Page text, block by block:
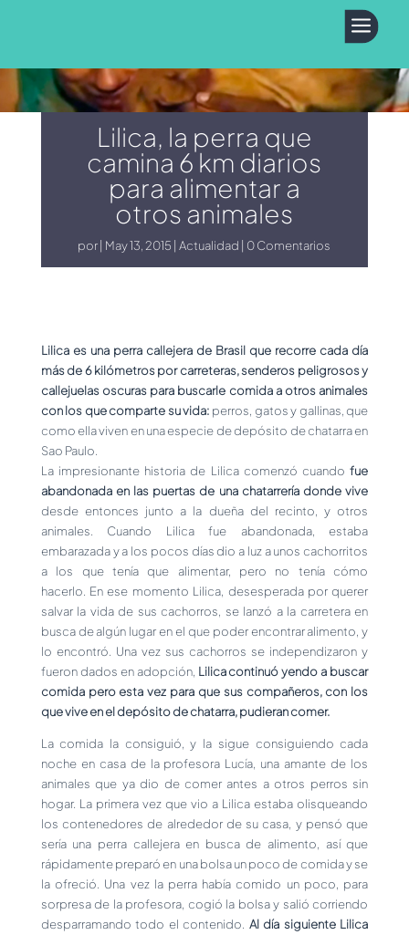
a
Lilica, la perra que
camina 6 km diarios
para alimentar a
otros animales
por May 13, 2015 Actualidad 0 Comentarios
Lilica es una perra callejera de Brasil que recorre cada día
más de 6 kilómetros por carreteras, senderos peligrosos y
callejuelas oscuras para buscarle comida a otros animales
con los que comparte su vida: perros, gatos y gallinas, que
como ella viven en una especie de depósito de chatarra en
Sao Paulo.
La impresionante historia de Lilica comenzó cuandofue
abandonada en las puertas de una chatarrería donde vive
desde entonces junto a la dueña del recinto, y otros
animales. Cuando Lilica fue abandonada, estaba
embarazada y a los pocos días dio a luz a unos cachorritos
a los que tenía que alimentar, pero no tenía cómo
hacerlo. En ese momento Lilica, desesperada por querer
salvar la vida de sus cachorros, se lanzó a la carretera en
busca de algún lugar en el que poder encontrar alimento, y
lo encontró. Una vez sus cachorros se independizaron y
fueron dados en adopción, Lilica continuó yendo a buscar
comida pero esta vez para que sus compañeros, con los
que vive en el depósito de chatarra, pudieran comer.
La comida la consiguió, y la sigue consiguiendo cada
noche en casa de la profesora Lucía, una amante de los
animales que ya dio de comer antes a otros perros sin
hogar. La primera vez que vio a Lilica estaba olisqueando
los contenedores de alrededor de su casa, y pensó que
sería una perra callejera en busca de alimento, así que
rápidamente preparó en una bolsa un poco de comida y se
la ofreció. Una vez la perra había comido un poco, para
sorpresa de la profesora, cogió la bolsa y salió corriendo
desparramando todo el contenido. Al día siguiente Lilica